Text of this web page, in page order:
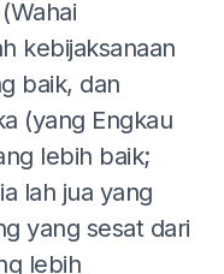
kebijaksanaan
baik, dan
(yang Engkau
lebih baik;
lah jua yang
yang sesat dari
lebih